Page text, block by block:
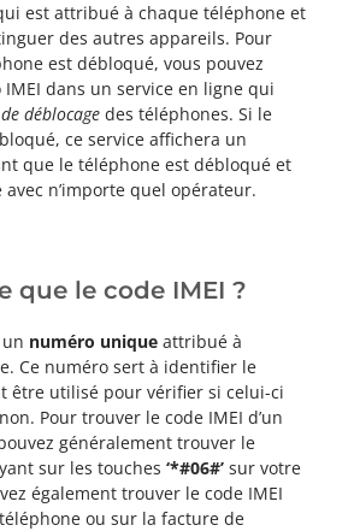
est attribué à chaque téléphone et
des autres appareils. Pour
est débloqué, vous pouvez
dans un service en ligne qui
déblocage des téléphones. Si le
ce service affichera un
que le téléphone est débloqué et
n’importe quel opérateur.
que le code IMEI ?
numéro unique attribué à
Ce numéro sert à identifier le
être utilisé pour vérifier si celui-ci
Pour trouver le code IMEI d’un
généralement trouver le
sur les touches ‘*#06#’ sur votre
également trouver le code IMEI
ou sur la facture de